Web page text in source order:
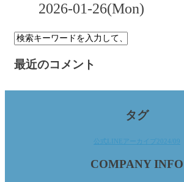
2026-01-26(Mon)
最近のコメント
タグ
公式LINEアーカイブ2024/09
COMPANY INFO